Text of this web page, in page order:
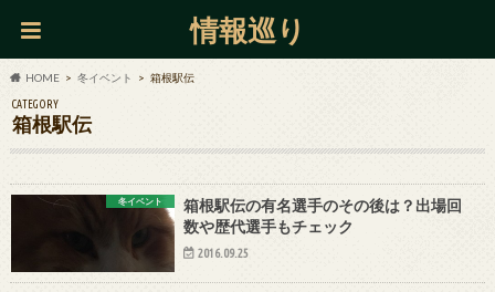
情報巡り
HOME 冬イベント 箱根駅伝
CATEGORY
箱根駅伝
冬イベント
箱根駅伝の有名選手のその後は？出場回
数や歴代選手もチェック
2016.09.25